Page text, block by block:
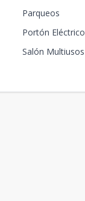
Parqueos
Portón Eléctrico
Salón Multiusos